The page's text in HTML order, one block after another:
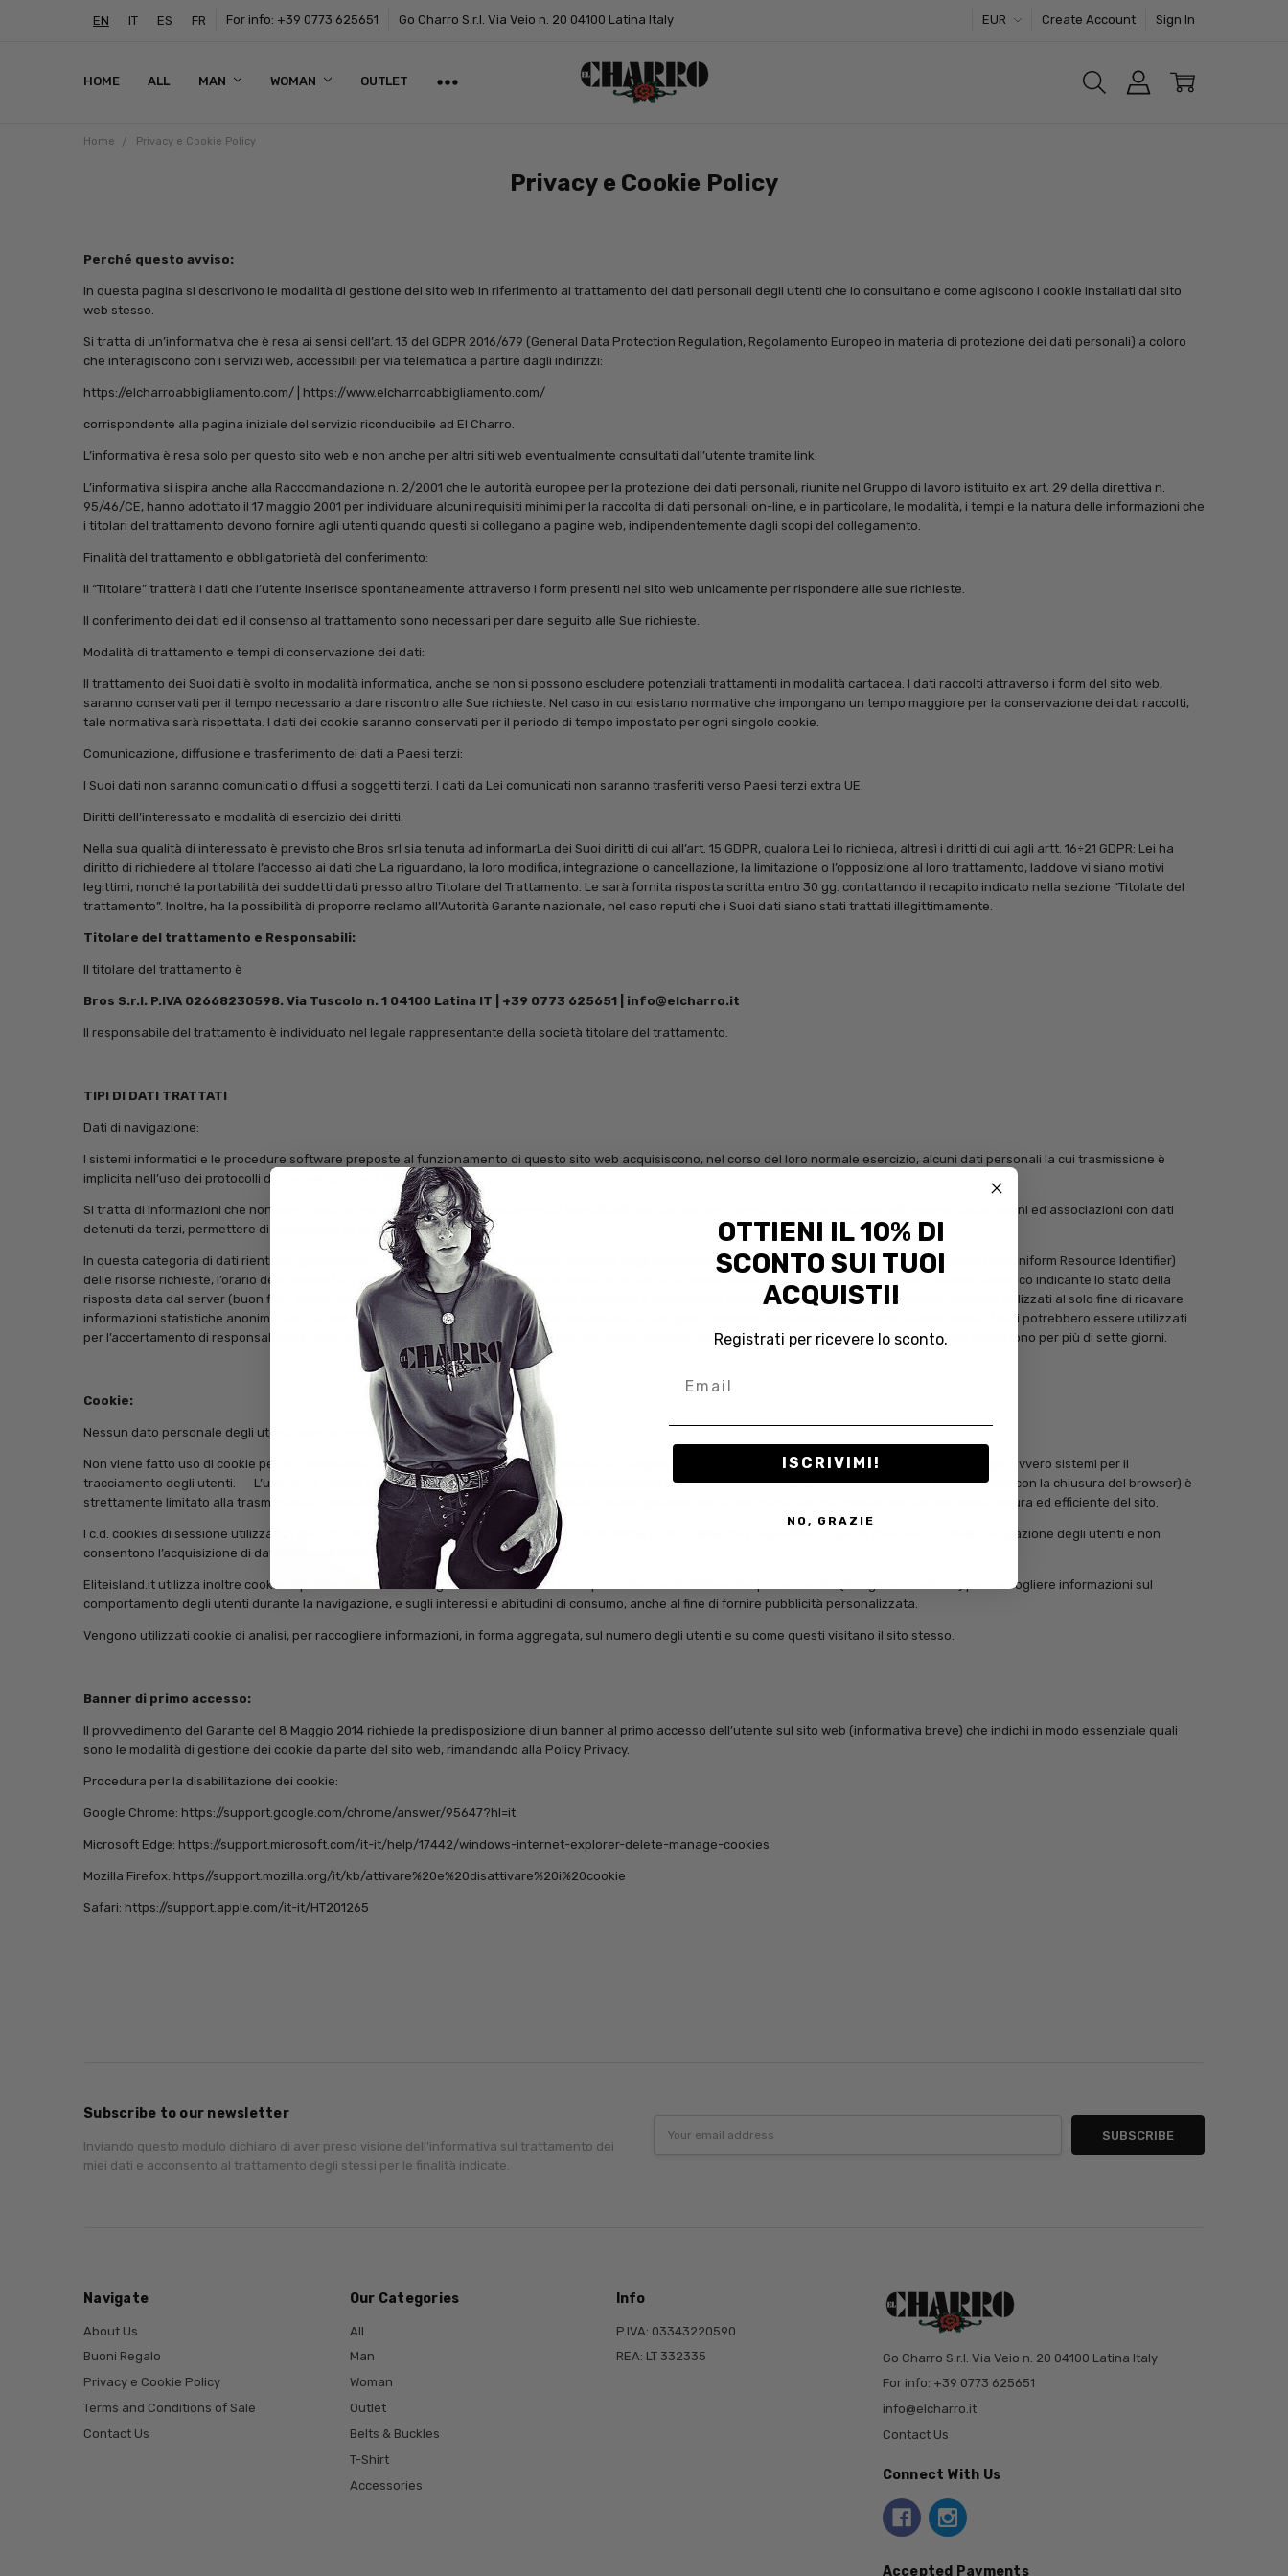
EN IT ES FR For info: +39 0773 625651 Go Charro S.r.l. Via Veio n. 20 04100 Latina Italy EUR Create Account Sign In
HOME ALL MAN WOMAN OUTLET
Home Privacy e Cookie Policy
Privacy e Cookie Policy
Perché questo avviso:
In questa pagina si descrivono le modalità di gestione del sito web in riferimento al trattamento dei dati personali degli utenti che lo consultano e come agiscono i cookie installati dal sito
web stesso.
Si tratta di un’informativa che è resa ai sensi dell’art. 13 del GDPR 2016/679 (General Data Protection Regulation, Regolamento Europeo in materia di protezione dei dati personali) a coloro
che interagiscono con i servizi web, accessibili per via telematica a partire dagli indirizzi:
https://elcharroabbigliamento.com/ | https://www.elcharroabbigliamento.com/
corrispondente alla pagina iniziale del servizio riconducibile ad El Charro.
L’informativa è resa solo per questo sito web e non anche per altri siti web eventualmente consultati dall’utente tramite link.
L’informativa si ispira anche alla Raccomandazione n. 2/2001 che le autorità europee per la protezione dei dati personali, riunite nel Gruppo di lavoro istituito ex art. 29 della direttiva n.
95/46/CE, hanno adottato il 17 maggio 2001 per individuare alcuni requisiti minimi per la raccolta di dati personali on-line, e in particolare, le modalità, i tempi e la natura delle informazioni che
i titolari del trattamento devono fornire agli utenti quando questi si collegano a pagine web, indipendentemente dagli scopi del collegamento.
Finalità del trattamento e obbligatorietà del conferimento:
Il “Titolare” tratterà i dati che l’utente inserisce spontaneamente attraverso i form presenti nel sito web unicamente per rispondere alle sue richieste.
Il conferimento dei dati ed il consenso al trattamento sono necessari per dare seguito alle Sue richieste.
Modalità di trattamento e tempi di conservazione dei dati:
Il trattamento dei Suoi dati è svolto in modalità informatica, anche se non si possono escludere potenziali trattamenti in modalità cartacea. I dati raccolti attraverso i form del sito web,
saranno conservati per il tempo necessario a dare riscontro alle Sue richieste. Nel caso in cui esistano normative che impongano un tempo maggiore per la conservazione dei dati raccolti,
tale normativa sarà rispettata. I dati dei cookie saranno conservati per il periodo di tempo impostato per ogni singolo cookie.
Comunicazione, diffusione e trasferimento dei dati a Paesi terzi:
I Suoi dati non saranno comunicati o diffusi a soggetti terzi. I dati da Lei comunicati non saranno trasferiti verso Paesi terzi extra UE.
Diritti dell’interessato e modalità di esercizio dei diritti:
Nella sua qualità di interessato è previsto che Bros srl sia tenuta ad informarLa dei Suoi diritti di cui all’art. 15 GDPR, qualora Lei lo richieda, altresì i diritti di cui agli artt. 16÷21 GDPR: Lei ha
diritto di richiedere al titolare l’accesso ai dati che La riguardano, la loro modifica, integrazione o cancellazione, la limitazione o l’opposizione al loro trattamento, laddove vi siano motivi
legittimi, nonché la portabilità dei suddetti dati presso altro Titolare del Trattamento. Le sarà fornita risposta scritta entro 30 gg. contattando il recapito indicato nella sezione “Titolate del
trattamento”. Inoltre, ha la possibilità di proporre reclamo all’Autorità Garante nazionale, nel caso reputi che i Suoi dati siano stati trattati illegittimamente.
Titolare del trattamento e Responsabili:
Il titolare del trattamento è
Bros S.r.l. P.IVA 02668230598. Via Tuscolo n. 1 04100 Latina IT | +39 0773 625651 | info@elcharro.it
Il responsabile del trattamento è individuato nel legale rappresentante della società titolare del trattamento.
TIPI DI DATI TRATTATI
Dati di navigazione:
I sistemi informatici e le procedure software preposte al funzionamento di questo sito web acquisiscono, nel corso del loro normale esercizio, alcuni dati personali la cui trasmissione è
implicita nell’uso dei protocolli di comunicazione di Internet.
Si tratta di informazioni che non sono raccolte per essere associate a interessati identificati, ma che per loro stessa natura potrebbero, attraverso elaborazioni ed associazioni con dati
detenuti da terzi, permettere di identificare gli utenti.
In questa categoria di dati rientrano gli indirizzi IP o i nomi a dominio dei computer utilizzati dagli utenti che si connettono al sito, gli indirizzi in notazione URI (Uniform Resource Identifier)
delle risorse richieste, l’orario della richiesta, il metodo utilizzato nel sottoporre la richiesta al server, la dimensione del file ottenuto in risposta, il codice numerico indicante lo stato della
risposta data dal server (buon fine, errore, ecc.) ed altri parametri relativi al sistema operativo e all’ambiente informatico dell’utente. Questi dati vengono utilizzati al solo fine di ricavare
informazioni statistiche anonime sull’uso del sito e per controllarne il corretto funzionamento e vengono cancellati immediatamente dopo l’elaborazione. I dati potrebbero essere utilizzati
per l’accertamento di responsabilità in caso di ipotetici reati informatici ai danni del sito: salva questa eventualità, allo stato i dati sui contatti web non persistono per più di sette giorni.
Cookie:
Nessun dato personale degli utenti viene in proposito acquisito dal sito.
Non viene fatto uso di cookie per la trasmissione di informazioni di carattere personale, né vengono utilizzati (cosiddetti) c.d. cookie persistenti di alcun tipo, ovvero sistemi per il
tracciamento degli utenti. L’uso di c.d. cookie tecnici di sessione (che non vengono memorizzati in modo persistente sul computer dell’utente e svaniscono con la chiusura del browser) è
strettamente limitato alla trasmissione di identificativi di sessione (costituiti da numeri casuali generati dal server) necessari per consentire l’esplorazione sicura ed efficiente del sito.
I c.d. cookies di sessione utilizzati in questo sito evitano il ricorso ad altre tecniche informatiche potenzialmente pregiudizievoli per la riservatezza della navigazione degli utenti e non
consentono l’acquisizione di dati personali identificativi dell’utente.
Eliteisland.it utilizza inoltre cookie di profilazione e marketing esclusivamente di terze parti diverse dal titolare del presente sito (Google e Facebook) per raccogliere informazioni sul
comportamento degli utenti durante la navigazione, e sugli interessi e abitudini di consumo, anche al fine di fornire pubblicità personalizzata.
Vengono utilizzati cookie di analisi, per raccogliere informazioni, in forma aggregata, sul numero degli utenti e su come questi visitano il sito stesso.
Banner di primo accesso:
Il provvedimento del Garante del 8 Maggio 2014 richiede la predisposizione di un banner al primo accesso dell’utente sul sito web (informativa breve) che indichi in modo essenziale quali
sono le modalità di gestione dei cookie da parte del sito web, rimandando alla Policy Privacy.
Procedura per la disabilitazione dei cookie:
Google Chrome: https://support.google.com/chrome/answer/95647?hl=it
Microsoft Edge: https://support.microsoft.com/it-it/help/17442/windows-internet-explorer-delete-manage-cookies
Mozilla Firefox: https//support.mozilla.org/it/kb/attivare%20e%20disattivare%20i%20cookie
Safari: https://support.apple.com/it-it/HT201265
Subscribe to our newsletter
Inviando questo modulo dichiaro di aver preso visione dell'informativa sul trattamento dei
miei dati e acconsento al trattamento degli stessi per le finalità indicate.
Address
Navigate
About Us
Buoni Regalo
Privacy e Cookie Policy
Terms and Conditions of Sale
Contact Us
Our Categories
All
Man
Woman
Outlet
Belts & Buckles
T-Shirt
Accessories
Info
P.IVA: 03343220590
REA: LT 332335
Go Charro S.r.l. Via Veio n. 20 04100 Latina Italy
For info: +39 0773 625651
info@elcharro.it
Contact Us
Connect With Us
Accepted Payments
OTTIENI IL 10% DI
SCONTO SUI TUOI
ACQUISTI!
Registrati per ricevere lo sconto.
ISCRIVIMI!
NO, GRAZIE